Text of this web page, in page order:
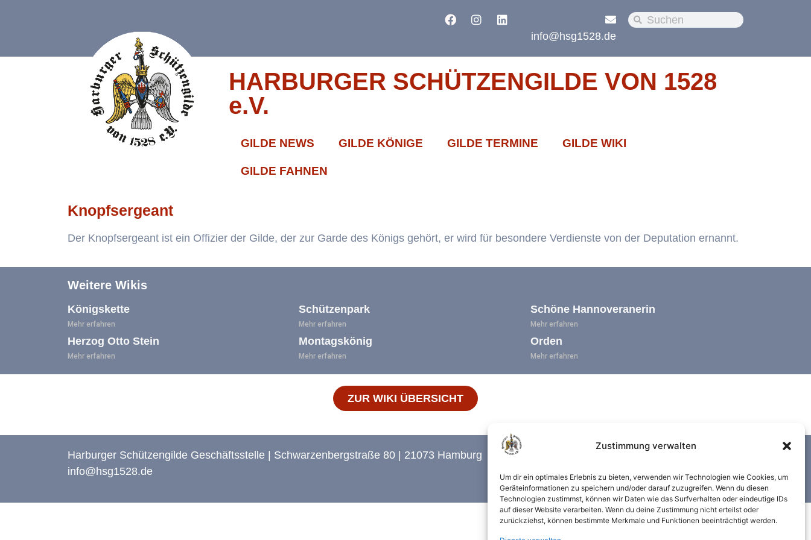
Zustimmung verwalten
Um dir ein optimales Erlebnis zu bieten, verwenden wir Technologien wie Cookies, um
Geräteinformationen zu speichern und/oder darauf zuzugreifen. Wenn du diesen
Technologien zustimmst, können wir Daten wie das Surfverhalten oder eindeutige IDs
auf dieser Website verarbeiten. Wenn du deine Zustimmung nicht erteilst oder
zurückziehst, können bestimmte Merkmale und Funktionen beeinträchtigt werden.
info@hsg1528.de
HARBURGER SCHÜTZENGILDE VON 1528
e.V.
GILDE NEWS GILDE KÖNIGE GILDE TERMINE GILDE WIKI
GILDE FAHNEN
Knopfsergeant
Der Knopfsergeant ist ein Offizier der Gilde, der zur Garde des Königs gehört, er wird für besondere Verdienste von der Deputation ernannt.
Weitere Wikis
Königskette
Mehr erfahren
Schützenpark
Mehr erfahren
Schöne Hannoveranerin
Mehr erfahren
Herzog Otto Stein
Mehr erfahren
Montagskönig
Mehr erfahren
Orden
Mehr erfahren
ZUR WIKI ÜBERSICHT
Harburger Schützengilde Geschäftsstelle | Schwarzenbergstraße 80 | 21073 Hamburg
info@hsg1528.de
Datenschutz
Cookie-Richtlinie (EU)